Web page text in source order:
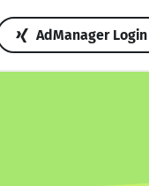
AdManager Login